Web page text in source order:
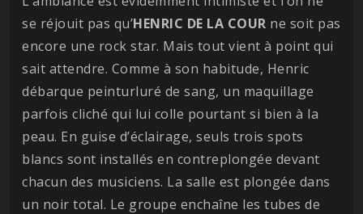
se réjouit pas qu’HENRIC DE LA COUR ne soit pas
encore une rock star. Mais tout vient à point qui
sait attendre. Comme à son habitude, Henric
débarque peinturluré de sang, un maquillage
parfois cliché qui lui colle pourtant si bien à la
peau. En guise d’éclairage, seuls trois spots
blancs sont installés en contreplongée devant
chacun des musiciens. La salle est plongée dans
un noir total. Le groupe enchaîne les tubes de